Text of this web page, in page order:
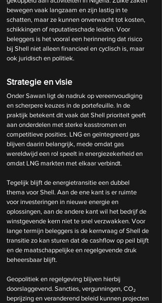
bewegen vaak langzaam en zijn lastig in te
schatten, maar ze kunnen onverwacht tot kosten,
schikkingen of reputatieschade leiden. Voor
beleggers is het vooral een herinnering dat risico
bij Shell niet alleen financieel en cyclisch is, maar
ook juridisch en politiek.
Strategie en visie
Onder Sawan ligt de nadruk op vereenvoudiging
en scherpere keuzes in de portefeuille. In de
praktijk betekent dit vaak dat Shell prioriteit geeft
aan onderdelen met sterke kasstromen en
competitieve posities. LNG en geïntegreerd gas
blijven daarin belangrijk, mede omdat gas
wereldwijd een rol speelt in energiezekerheid en
omdat LNG markten met elkaar verbindt.
Tegelijk blijft de energietransitie een dubbel
thema voor Shell. Aan de ene kant is er ruimte
voor investeringen in nieuwe energie en
oplossingen, aan de andere kant wil het bedrijf de
winstgevende kern niet te snel verzwakken. Voor
lange termijn beleggers is de kernvraag of Shell de
transitie zo kan sturen dat de cashflow op peil blijft
en de maatschappelijke en regelgevende druk
beheersbaar blijft.
Geopolitiek en regelgeving blijven hierbij
doorslaggevend. Sancties, vergunningen, CO₂
beprijzing en veranderend beleid kunnen projecten